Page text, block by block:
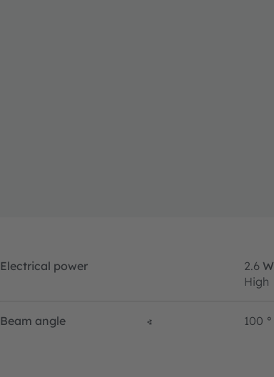
Electrical power 2.6 W
High
Beam angle ∢ 100 °